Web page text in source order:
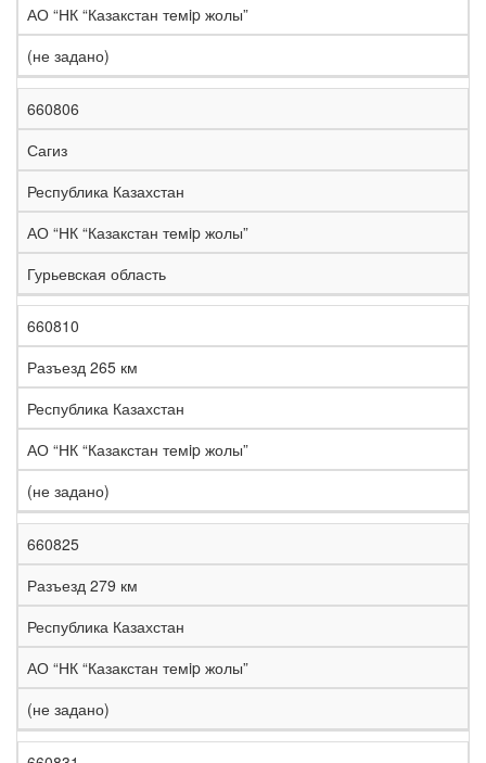
АО “НК “Казакстан темip жолы”
(не задано)
660806
Сагиз
Республика Казахстан
АО “НК “Казакстан темip жолы”
Гурьевская область
660810
Разъезд 265 км
Республика Казахстан
АО “НК “Казакстан темip жолы”
(не задано)
660825
Разъезд 279 км
Республика Казахстан
АО “НК “Казакстан темip жолы”
(не задано)